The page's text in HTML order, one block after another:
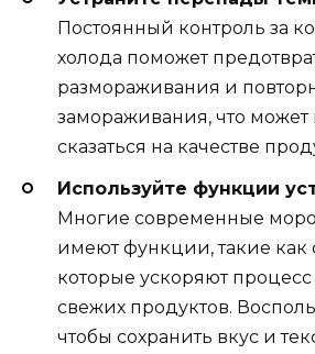
Постоянный контроль за
холода поможет
размораживания и
замораживания, что может
сказаться на качестве
Используйте функции
Многие современные
имеют функции, такие как
которые ускоряют
свежих продуктов.
чтобы сохранить вкус и